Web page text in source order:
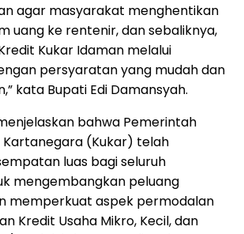
agar masyarakat menghentikan
uang ke rentenir, dan sebaliknya,
Kukar Idaman melalui
persyaratan yang mudah dan
kata Bupati Edi Damansyah.
bahwa Pemerintah
Kartanegara (Kukar) telah
luas bagi seluruh
mengembangkan peluang
memperkuat aspek permodalan
Kredit Usaha Mikro, Kecil, dan